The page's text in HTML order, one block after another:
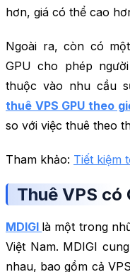
hơn, giá có thể cao
Ngoài ra, còn có
GPU cho phép
thuộc vào nhu cầu
thuê VPS GPU theo
so với việc thuê theo
Tham khảo: Tiết kiệm
Thuê VPS có
MDIGI là một trong
Việt Nam. MDIGI
nhau, bao gồm cả